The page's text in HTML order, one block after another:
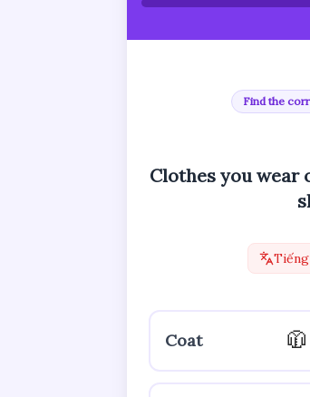
Find the
Clothes you wear
Coat 🧥